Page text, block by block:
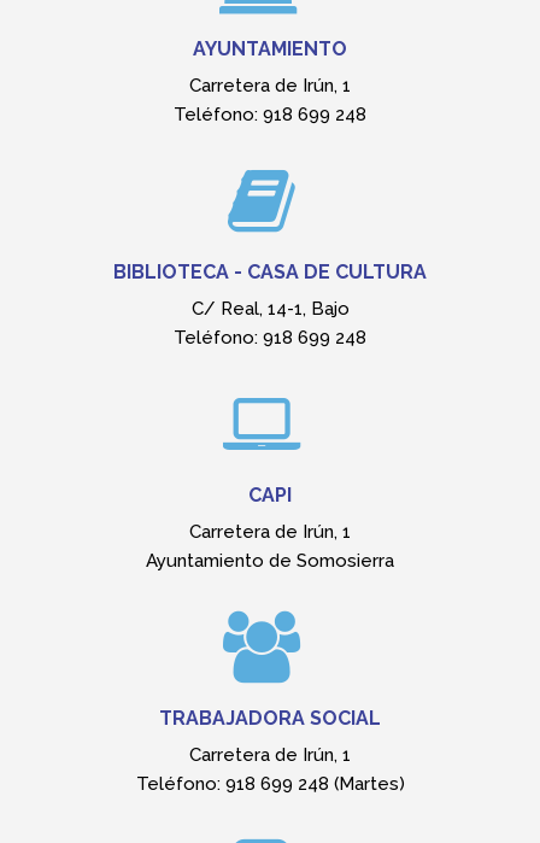
CAPI
Carretera de Irún, 1
Ayuntamiento de Somosierra
TRABAJADORA SOCIAL
Carretera de Irún, 1
Teléfono: 918 699 248 (Martes)
NAVE MULTIUSOS
FRONTÓN
Carretera de Irún, 1
Teléfono: 918 699 248
PISTA POLIDEPORTIVA POLIVALENTE
Camino de la Ermita
Dirección falso túnel